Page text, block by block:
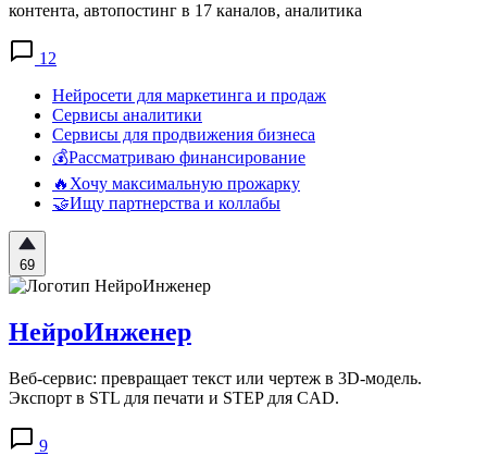
контента, автопостинг в 17 каналов, аналитика
12
Нейросети для маркетинга и продаж
Сервисы аналитики
Сервисы для продвижения бизнеса
💰Рассматриваю финансирование
🔥Хочу максимальную прожарку
🤝Ищу партнерства и коллабы
69
НейроИнженер
Веб-сервис: превращает текст или чертеж в 3D-модель.
Экспорт в STL для печати и STEP для CAD.
9